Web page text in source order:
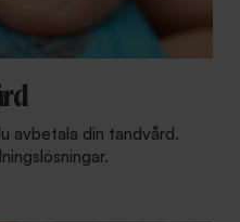
avbetala din tandvård.